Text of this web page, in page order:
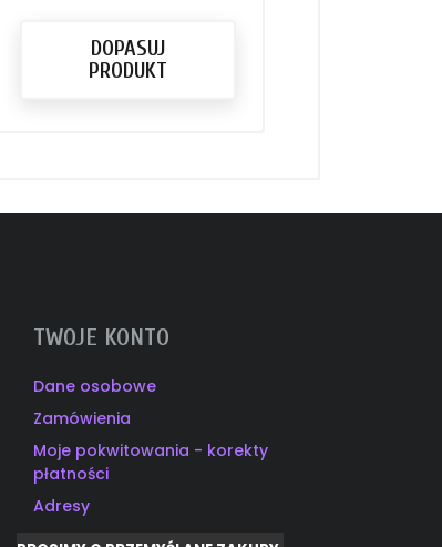
DOPASUJ
PRODUKT
TWOJE KONTO
Dane osobowe
Zamówienia
Moje pokwitowania - korekty
płatności
Adresy